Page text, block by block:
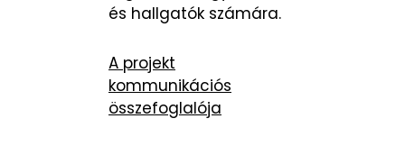
és hallgatók számára.
A projekt
kommunikációs
összefoglalója